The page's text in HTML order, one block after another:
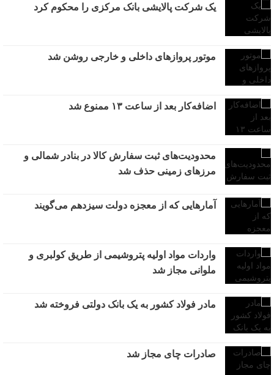
یک شرکت پالایشی بانک مرکزی را محکوم کرد
موتور پروازهای داخلی و خارجی روشن شد
اضافه‌کار بعد از ساعت ۱۳ ممنوع شد
محدودیت‌های ثبت سفارش کالا در بنادر شمالی و
مرزهای زمینی حذف شد
آمارهایی که از معجزه دولت سیزدهم می‌گویند
واردات مواد اولیه پتروشیمی از طریق کولبری و
ملوانی مجاز شد
مادر فولاد کشور به یک بانک دولتی فروخته شد
صادرات چای مجاز شد